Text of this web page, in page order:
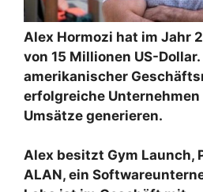
Alex Hormozi hat im Jahr
von 15 Millionen US-
amerikanischer
erfolgreiche
Umsätze generieren.
Alex besitzt Gym Launch,
ALAN, ein